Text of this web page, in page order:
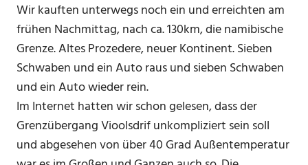
Wir kauften unterwegs noch ein und erreichten am
frühen Nachmittag, nach ca. 130km, die namibische
Grenze. Altes Prozedere, neuer Kontinent. Sieben
Schwaben und ein Auto raus und sieben Schwaben
und ein Auto wieder rein.
Im Internet hatten wir schon gelesen, dass der
Grenzübergang Vioolsdrif unkompliziert sein soll
und abgesehen von über 40 Grad Außentemperatur